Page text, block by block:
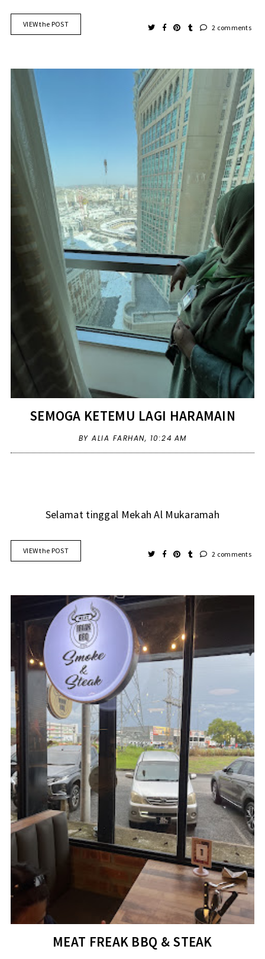
VIEW the POST 2 comments
SEMOGA KETEMU LAGI HARAMAIN
BY ALIA FARHAN, 10:24 AM
Selamat tinggal Mekah Al Mukaramah
VIEW the POST 2 comments
MEAT FREAK BBQ & STEAK